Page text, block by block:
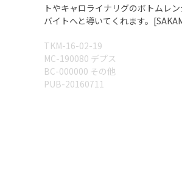
トやキャロライナリグのボトムレ
バイトへと導いてくれます。
TKM-16-02-19
MC-190080 デプス
BC-000000 その他
PUB-20160711